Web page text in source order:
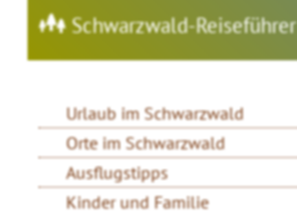
Schwarzwald-Reiseführer
Urlaub im Schwarzwald
Orte im Schwarzwald
Ausflugstipps
Kinder und Familie